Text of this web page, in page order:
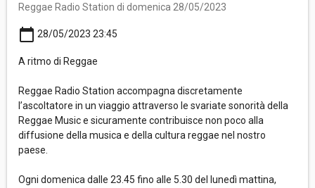
Reggae Radio Station di domenica 28/05/2023
calendar_today 28/05/2023 23:45
A ritmo di Reggae
Reggae Radio Station accompagna discretamente
l’ascoltatore in un viaggio attraverso le svariate sonorità della
Reggae Music e sicuramente contribuisce non poco alla
diffusione della musica e della cultura reggae nel nostro
paese.
Ogni domenica dalle 23.45 fino alle 5.30 del lunedì mattina,